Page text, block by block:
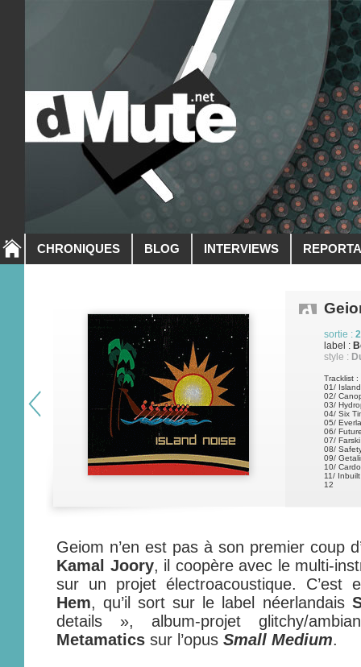
CHRONIQUES BLOG INTERVIEWS
sortie :
label :
style :
Tracklist :
01/
02/
03/
04/ Six
05/
06/
07/ Farski
08/
09/
10/
11/
12
Geiom n’en est pas à son premier coup
Kamal Joory, il coopère avec le multi-
sur un projet électroacoustique. C’est
Hem, qu’il sort sur le label néerlandais
details », album-projet glitchy/
Metamatics sur l’opus Small Medium.